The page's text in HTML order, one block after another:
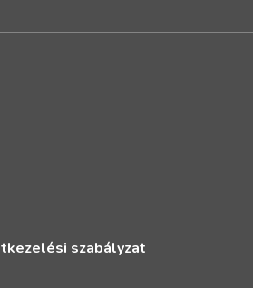
szabályzat